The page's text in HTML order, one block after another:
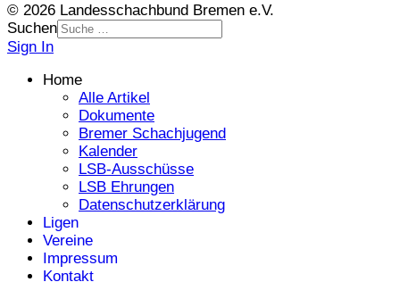
© 2026 Landesschachbund Bremen e.V.
Suchen
Sign In
Home
Alle Artikel
Dokumente
Bremer Schachjugend
Kalender
LSB-Ausschüsse
LSB Ehrungen
Datenschutzerklärung
Ligen
Vereine
Impressum
Kontakt